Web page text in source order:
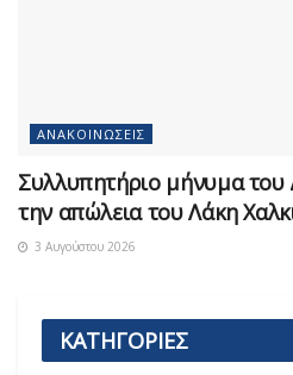
ΑΝΑΚΟΙΝΏΣΕΙΣ
Συλλυπητήριο μήνυμα του
την απώλεια του Λάκη
3 Αυγούστου 2026
ΚΑΤΗΓΟΡΙΕΣ